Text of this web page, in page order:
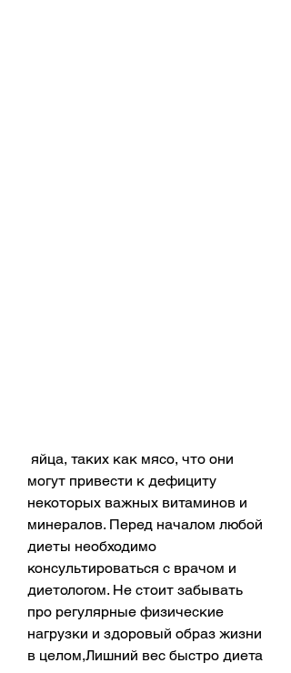
могут привести к дефициту
некоторых важных витаминов и
минералов. Перед началом любой
диеты необходимо
консультироваться с врачом и
диетологом. Не стоит забывать
про регулярные физические
нагрузки и здоровый образ жизни
в целом,Лишний вес быстро диета